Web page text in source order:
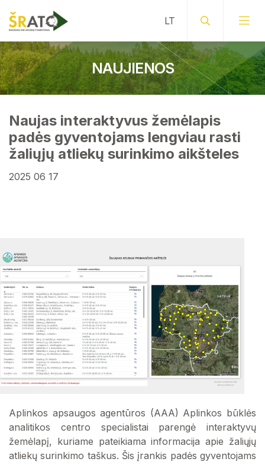
NAUJIENOS
Naujas interaktyvus žemėlapis
padės gyventojams lengviau rasti
žaliųjų atliekų surinkimo aikšteles
2025 06 17
Aplinkos apsaugos agentūros (AAA) Aplinkos būklės
analitikos centro specialistai parengė interaktyvų
žemėlapį, kuriame pateikiama informacija apie žaliųjų
atliekų surinkimo taškus. Šis įrankis padės gyventojams